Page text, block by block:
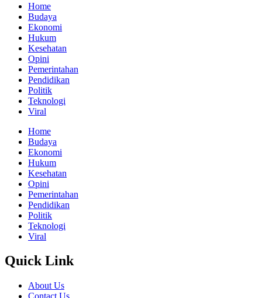
Home
Budaya
Ekonomi
Hukum
Kesehatan
Opini
Pemerintahan
Pendidikan
Politik
Teknologi
Viral
Home
Budaya
Ekonomi
Hukum
Kesehatan
Opini
Pemerintahan
Pendidikan
Politik
Teknologi
Viral
Quick Link
About Us